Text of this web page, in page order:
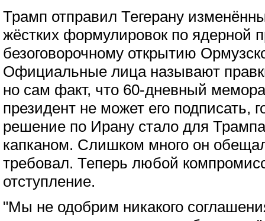
Трамп отправил Тегерану
жёстких формулировок по ядерной
безоговорочному открытию
Официальные лица называют
но сам факт, что 60-дневный
президент не может его подписать,
решение по Ирану стало для
капканом. Слишком много он
требовал. Теперь любой
отступление.
"Мы не одобрим никакого